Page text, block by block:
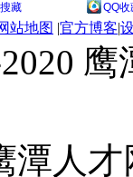
藏 QQ收
站地图 |官方博客|
潭人